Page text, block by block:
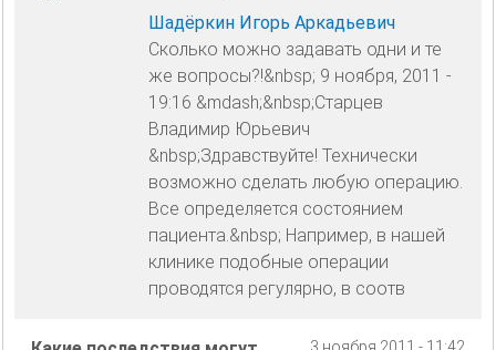
Шадёркин Игорь Аркадьевич
Сколько можно задавать одни и те
же вопросы?!&nbsp; 9 ноября, 2011 -
19:16 &mdash;&nbsp;Старцев
Владимир Юрьевич
&nbsp;Здравствуйте! Технически
возможно сделать любую операцию.
Все определяется состоянием
пациента.&nbsp; Например, в нашей
клинике подобные операции
проводятся регулярно, в соотв